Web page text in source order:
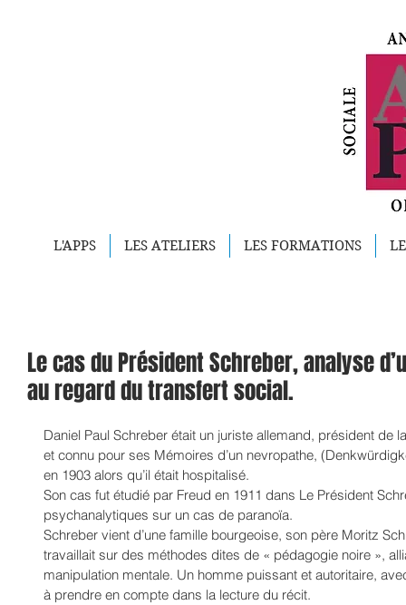
L'APPS LES ATELIERS LES FORMATIONS
Le cas du Président Schreber, analyse
au regard du transfert social.
Daniel Paul Schreber était un juriste allemand, président de
et connu pour ses Mémoires d’un nevropathe,
en 1903 alors qu’il était hospitalisé.
Son cas fut étudié par Freud en 1911 dans Le Président
psychanalytiques sur un cas de paranoïa.
Schreber vient d’une famille bourgeoise, son père Moritz
travaillait sur des méthodes dites de « pédagogie noire »,
manipulation mentale. Un homme puissant et autoritaire,
à prendre en compte dans la lecture du récit.